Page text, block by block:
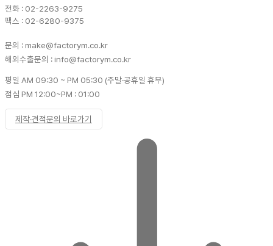
전화 : 02-2263-9275
팩스 : 02-6280-9375
문의 : make@factorym.co.kr
해외수출문의 : info@factorym.co.kr
평일 AM 09:30 ~ PM 05:30 (주말·공휴일 휴무)
점심 PM 12:00~PM : 01:00
제작·견적문의 바로가기